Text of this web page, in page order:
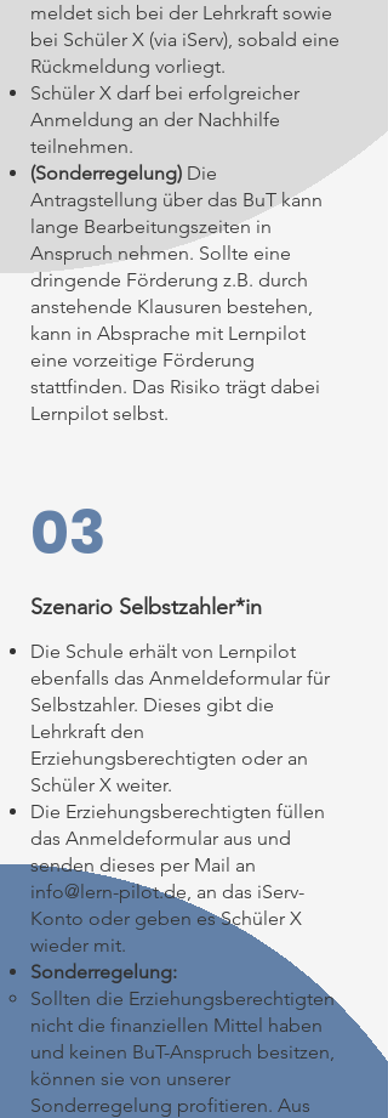
meldet sich bei der Lehrkraft sowie
bei Schüler X (via iServ), sobald eine
Rückmeldung vorliegt.
Schüler X darf bei erfolgreicher
Anmeldung an der Nachhilfe
teilnehmen.
(Sonderregelung) Die
Antragstellung über das BuT kann
lange Bearbeitungszeiten in
Anspruch nehmen. Sollte eine
dringende Förderung z.B. durch
anstehende Klausuren bestehen,
kann in Absprache mit Lernpilot
eine vorzeitige Förderung
stattfinden. Das Risiko trägt dabei
Lernpilot selbst.
03
Szenario Selbstzahler*in
Die Schule erhält von Lernpilot
ebenfalls das Anmeldeformular für
Selbstzahler. Dieses gibt die
Lehrkraft den
Erziehungsberechtigten oder an
Schüler X weiter.
Die Erziehungsberechtigten füllen
das Anmeldeformular aus und
senden dieses per Mail an
info@lern-pilot.de, an das iServ-
Konto oder geben es Schüler X
wieder mit.
Sonderregelung:
Sollten die Erziehungsberechtigten
nicht die finanziellen Mittel haben
und keinen BuT-Anspruch besitzen,
können sie von unserer
Sonderregelung profitieren. Aus